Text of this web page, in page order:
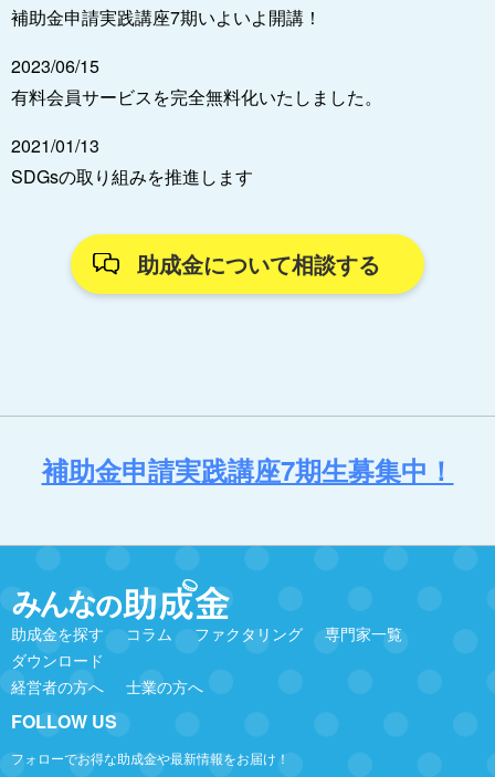
補助金申請実践講座7期いよいよ開講！
2023/06/15
有料会員サービスを完全無料化いたしました。
2021/01/13
SDGsの取り組みを推進します
助成金について相談する
補助金申請実践講座7期生募集中！
助成金を探す コラム ファクタリング
専門家一覧
ダウンロード
経営者の方へ
士業の方へ
FOLLOW US
フォローでお得な助成金や最新情報をお届け！